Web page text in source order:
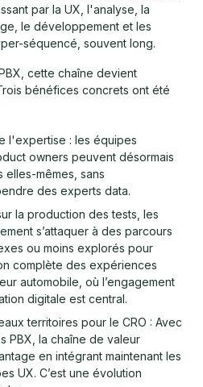
par la UX, l'analyse, la
le développement et les
séquencé, souvent long.
cette chaîne devient
bénéfices concrets ont été
l'expertise : les équipes
owners peuvent désormais
mêmes, sans
des experts data.
la production des tests, les
s’attaquer à des parcours
ou moins explorés pour
complète des expériences
automobile, où l’engagement
digitale est central.
territoires pour le CRO : Avec
PBX, la chaîne de valeur
en intégrant maintenant les
UX. C’est une évolution